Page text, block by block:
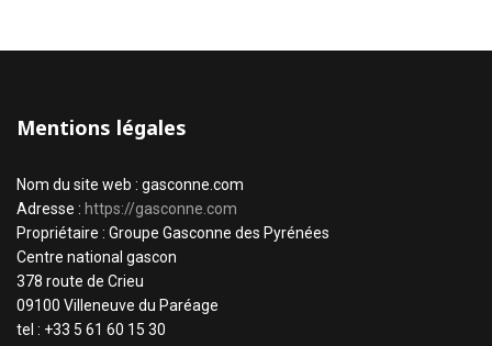
Mentions légales
Nom du site web : gasconne.com
Adresse : https://gasconne.com
Propriétaire : Groupe Gasconne des Pyrénées
Centre national gascon
378 route de Crieu
09100 Villeneuve du Paréage
tel : +33 5 61 60 15 30